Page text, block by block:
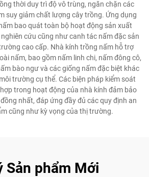
thời duy trì độ vô trùng, ngăn chặn các
suy giảm chất lượng cây trồng. Ứng dụng
bao quát toàn bộ hoạt động sản xuất
cứu cũng như canh tác nấm đặc sản
cao cấp. Nhà kính trồng nấm hỗ trợ
nấm, bao gồm nấm linh chi, nấm đông cô,
bào ngư và các giống nấm đặc biệt khác
trường cụ thể. Các biện pháp kiểm soát
trong hoạt động của nhà kính đảm bảo
nhất, đáp ứng đầy đủ các quy định an
cũng như kỳ vọng của thị trường.
Sản phẩm Mới